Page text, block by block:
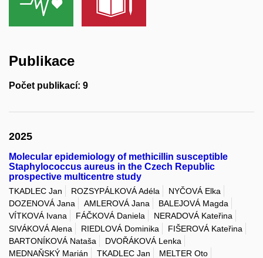
Publikace
Počet publikací: 9
2025
Molecular epidemiology of methicillin susceptible
Staphylococcus aureus in the Czech Republic
prospective multicentre study
TKADLEC Jan ROZSYPÁLKOVÁ Adéla
NYČOVÁ Elka
DOZENOVÁ Jana
AMLEROVÁ Jana
BALEJOVÁ Magda
VÍTKOVÁ Ivana
FÁČKOVÁ Daniela
NERADOVÁ Kateřina
SIVÁKOVÁ Alena
RIEDLOVÁ Dominika
FIŠEROVÁ Kateřina
BARTONÍKOVÁ Nataša
DVOŘÁKOVÁ Lenka
MEDNAŇSKÝ Marián
TKADLEC Jan MELTER Oto